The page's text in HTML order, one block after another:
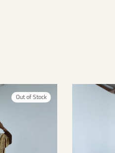
Out of Stock